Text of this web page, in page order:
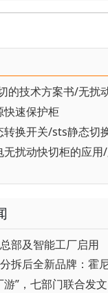
的技术方案书/无扰
快速保护柜
转换开关/sts静态切
部及智能工厂启用
”，七部门联合发文